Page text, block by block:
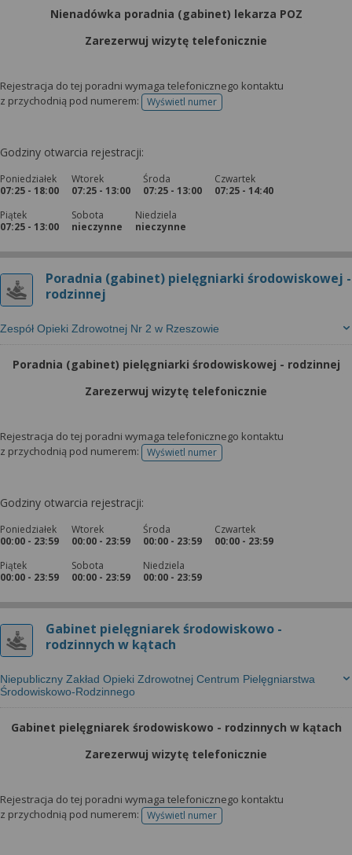
Nienadówka poradnia (gabinet) lekarza POZ
Zarezerwuj wizytę telefonicznie
Rejestracja do tej poradni wymaga telefonicznego kontaktu
z przychodnią pod numerem:
Wyświetl numertelefonu do rejestracji
Godziny otwarcia rejestracji:
Poniedziałek
07:25 - 18:00
Wtorek
07:25 - 13:00
Środa
07:25 - 13:00
Czwartek
07:25 - 14:40
Piątek
07:25 - 13:00
Sobota
nieczynne
Niedziela
nieczynne
Poradnia (gabinet) pielęgniarki środowiskowej -
rodzinnej
Zespół Opieki Zdrowotnej Nr 2 w Rzeszowie
Poradnia (gabinet) pielęgniarki środowiskowej - rodzinnej
Zarezerwuj wizytę telefonicznie
Rejestracja do tej poradni wymaga telefonicznego kontaktu
z przychodnią pod numerem:
Wyświetl numertelefonu do rejestracji
Godziny otwarcia rejestracji:
Poniedziałek
00:00 - 23:59
Wtorek
00:00 - 23:59
Środa
00:00 - 23:59
Czwartek
00:00 - 23:59
Piątek
00:00 - 23:59
Sobota
00:00 - 23:59
Niedziela
00:00 - 23:59
Gabinet pielęgniarek środowiskowo -
rodzinnych w kątach
Niepubliczny Zakład Opieki Zdrowotnej Centrum Pielęgniarstwa
Środowiskowo-Rodzinnego
Gabinet pielęgniarek środowiskowo - rodzinnych w kątach
Zarezerwuj wizytę telefonicznie
Rejestracja do tej poradni wymaga telefonicznego kontaktu
z przychodnią pod numerem:
Wyświetl numertelefonu do rejestracji